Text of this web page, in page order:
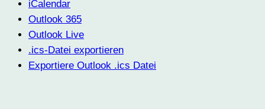
iCalendar
Outlook 365
Outlook Live
.ics-Datei exportieren
Exportiere Outlook .ics Datei